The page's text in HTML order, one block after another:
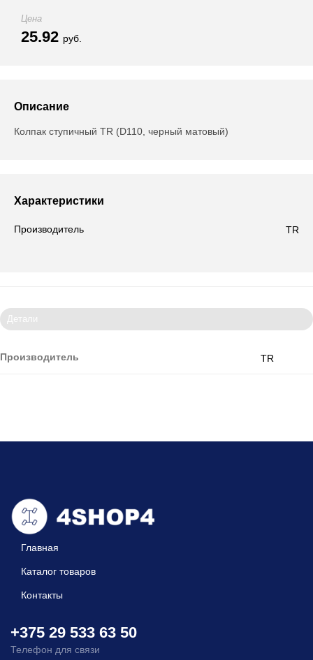
Цена
25.92 руб.
Описание
Колпак ступичный TR (D110, черный матовый)
Характеристики
Производитель TR
Детали
Производитель TR
Главная
Каталог товаров
Контакты
+375 29 533 63 50
Телефон для связи